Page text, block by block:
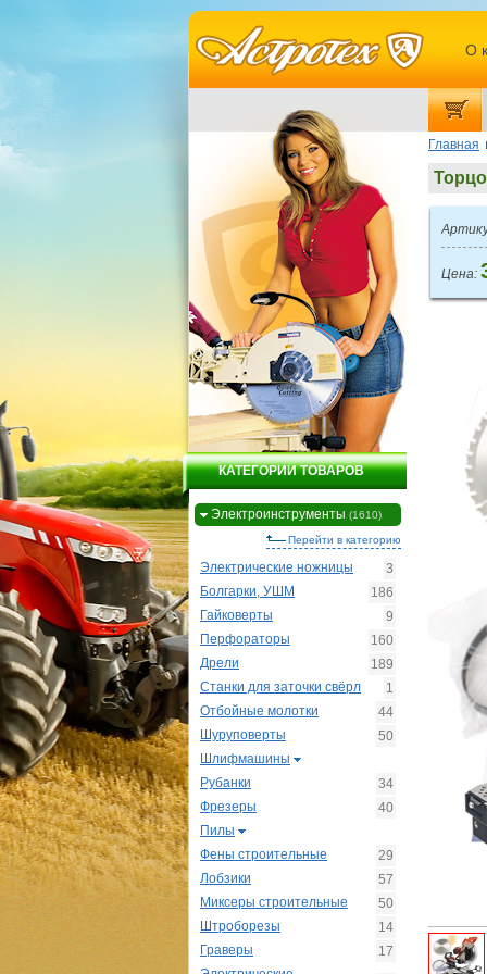
Главная
Цена:
КАТЕГОРИИ ТОВАРОВ
Электроинструменты (1610)
Перейти в категорию
Электрические ножницы
3
Болгарки, УШМ
186
Гайковерты
9
Перфораторы
160
Дрели
189
Станки для заточки свёрл
1
Отбойные молотки
44
Шуруповерты
50
Шлифмашины
Рубанки
34
Фрезеры
40
Пилы
Фены строительные
29
Лобзики
57
Миксеры строительные
50
Штроборезы
14
Граверы
17
О